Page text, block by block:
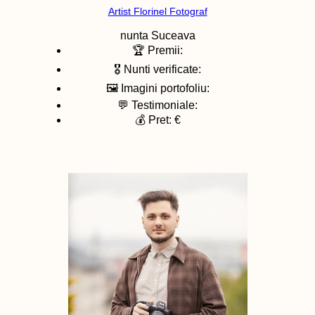
Artist Florinel Fotograf
nunta Suceava
🏆 Premii:
🎖️ Nunti verificate:
🖼️ Imagini portofoliu:
💬 Testimoniale:
💰 Pret: €